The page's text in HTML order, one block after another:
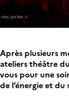
Après plusieurs
ateliers théâtre
vous pour une
de l’énergie et